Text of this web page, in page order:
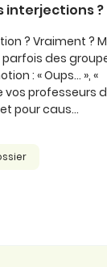
interjections ?
? Vraiment ?
parfois des
: « Oups… », «
vos professeurs
pour caus...